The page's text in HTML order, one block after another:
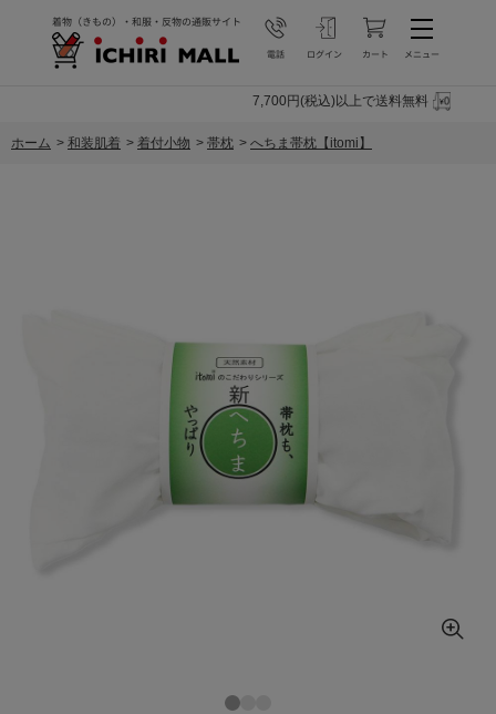
7,700円(税込)以上で送料無料
ホーム > 和装肌着 > 着付小物 > 帯枕 > へちま帯枕【itomi】